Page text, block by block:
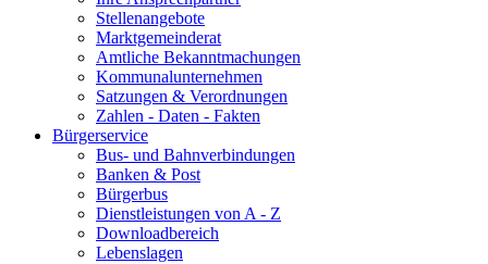
Stellenangebote
Marktgemeinderat
Amtliche Bekanntmachungen
Kommunalunternehmen
Satzungen & Verordnungen
Zahlen - Daten - Fakten
Bürgerservice
Bus- und Bahnverbindungen
Banken & Post
Bürgerbus
Dienstleistungen von A - Z
Downloadbereich
Lebenslagen